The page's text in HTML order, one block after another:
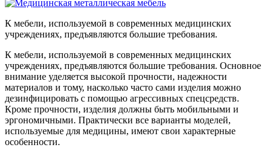
К мебели, используемой в современных медицинских
учреждениях, предъявляются большие требования.
К мебели, используемой в современных медицинских
учреждениях, предъявляются большие требования. Основное
внимание уделяется высокой прочности, надежности
материалов и тому, насколько часто сами изделия можно
дезинфицировать с помощью агрессивных спецсредств.
Кроме прочности, изделия должны быть мобильными и
эргономичными. Практически все варианты моделей,
используемые для медицины, имеют свои характерные
особенности.